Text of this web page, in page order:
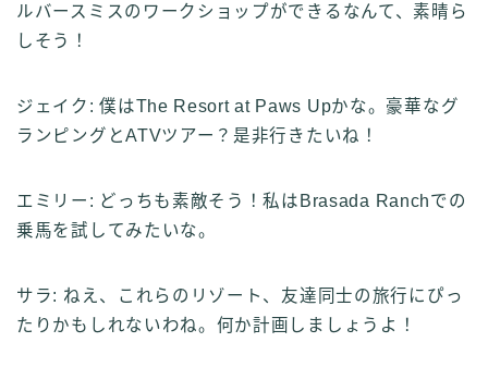
ルバースミスのワークショップができるなんて、素晴ら
しそう！
ジェイク: 僕はThe Resort at Paws Upかな。豪華なグ
ランピングとATVツアー？是非行きたいね！
エミリー: どっちも素敵そう！私はBrasada Ranchでの
乗馬を試してみたいな。
サラ: ねえ、これらのリゾート、友達同士の旅行にぴっ
たりかもしれないわね。何か計画しましょうよ！